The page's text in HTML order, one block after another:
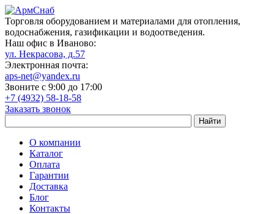
Торговля оборудованием и материалами для отопления,
водоснабжения, газификации и водоотведения.
Наш офис в Иваново:
ул. Некрасова, д.57
Электронная почта:
aps-net@yandex.ru
Звоните с 9:00 до 17:00
+7 (4932) 58-18-58
Заказать звонок
О компании
Каталог
Оплата
Гарантии
Доставка
Блог
Контакты